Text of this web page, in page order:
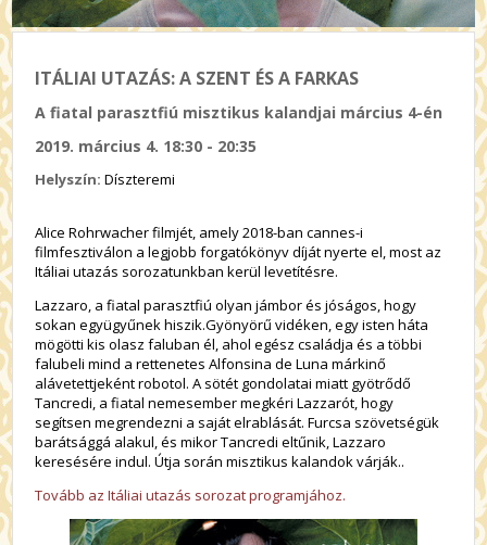
ITÁLIAI UTAZÁS: A SZENT ÉS A FARKAS
A fiatal parasztfiú misztikus kalandjai március 4-én
2019. március 4. 18:30 - 20:35
Helyszín:Díszteremi
Alice Rohrwacher filmjét, amely 2018-ban cannes-i
filmfesztiválon a legjobb forgatókönyv díját nyerte el, most az
Itáliai utazás sorozatunkban kerül levetítésre.
Lazzaro, a fiatal parasztfiú olyan jámbor és jóságos, hogy
sokan együgyűnek hiszik.Gyönyörű vidéken, egy isten háta
mögötti kis olasz faluban él, ahol egész családja és a többi
falubeli mind a rettenetes Alfonsina de Luna márkinő
alávetettjeként robotol. A sötét gondolatai miatt gyötrődő
Tancredi, a fiatal nemesember megkéri Lazzarót, hogy
segítsen megrendezni a saját elrablását. Furcsa szövetségük
barátsággá alakul, és mikor Tancredi eltűnik, Lazzaro
keresésére indul. Útja során misztikus kalandok várják..
Tovább az Itáliai utazás sorozat programjához.